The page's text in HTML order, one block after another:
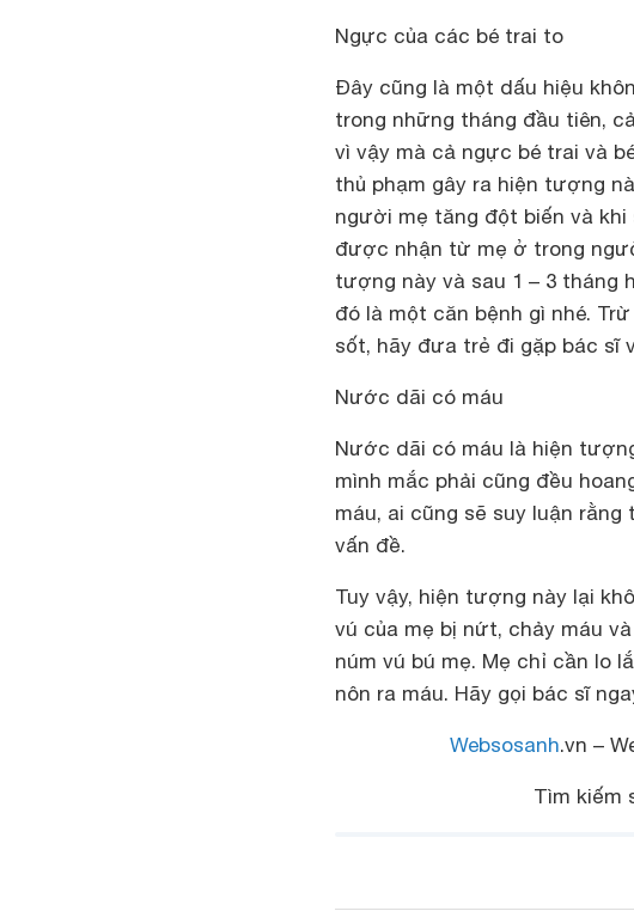
Ngực của các bé trai to
Đây cũng là một dấu hiệu
trong những tháng đầu tiên,
vì vậy mà cả ngực bé trai và
thủ phạm gây ra hiện tượng
người mẹ tăng đột biến và khi
được nhận từ mẹ ở trong
tượng này và sau 1 – 3 tháng
đó là một căn bệnh gì nhé.
sốt, hãy đưa trẻ đi gặp bác sĩ
Nước dãi có máu
Nước dãi có máu là hiện
mình mắc phải cũng đều
máu, ai cũng sẽ suy luận
vấn đề.
Tuy vậy, hiện tượng này lại
vú của mẹ bị nứt, chảy máu
núm vú bú mẹ. Mẹ chỉ cần lo
nôn ra máu. Hãy gọi bác sĩ
Websosanh.vn –
Tìm kiếm